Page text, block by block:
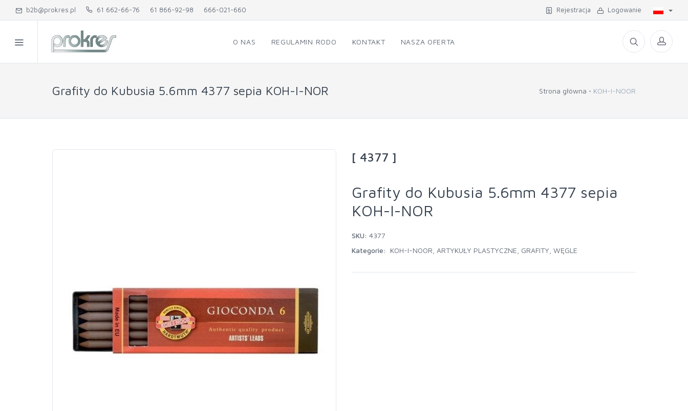
b2b@prokres.pl 61 662-66-76 61 866-92-98 666-021-660 Rejestracja Logowanie
O NAS REGULAMIN RODO KONTAKT NASZA OFERTA
Grafity do Kubusia 5.6mm 4377 sepia KOH-I-NOR Strona główna KOH-I-NOOR
[ 4377 ]
Grafity do Kubusia 5.6mm 4377 sepia
KOH-I-NOR
SKU: 4377
Kategorie:
KOH-I-NOOR ARTYKUŁY PLASTYCZNE GRAFITY, WĘGLE